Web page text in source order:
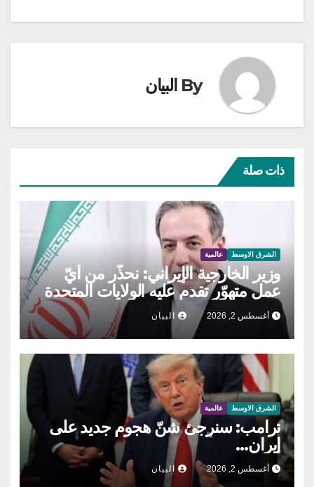
By البيان
ذات صلة
الشرق الاوسط عالمية
وزير الخارجية الإيراني: نحذّر من أيّ
عمل متهوّر تقدم عليه الولايات المتحدة
أغسطس 2, 2026 البيان
الشرق الاوسط عالمية
ترامب: سنرجئ شنّ هجوم جديد على
إيران…
أغسطس 2, 2026 البيان